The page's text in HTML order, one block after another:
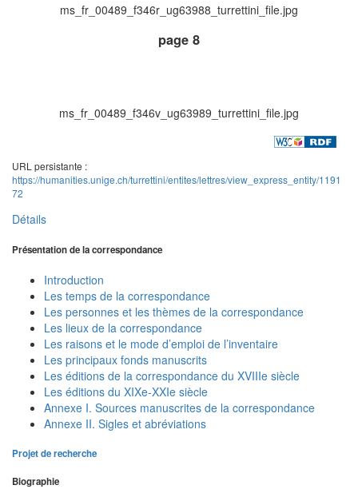
ms_fr_00489_f346r_ug63988_turrettini_file.jpg
page 8
ms_fr_00489_f346v_ug63989_turrettini_file.jpg
URL persistante :
https://humanities.unige.ch/turrettini/entites/lettres/view_express_entity/1191
72
Détails
Présentation de la correspondance
Introduction
Les temps de la correspondance
Les personnes et les thèmes de la correspondance
Les lieux de la correspondance
Les raisons et le mode d’emploi de l’inventaire
Les principaux fonds manuscrits
Les éditions de la correspondance du XVIIIe siècle
Les éditions du XIXe-XXIe siècle
Annexe I. Sources manuscrites de la correspondance
Annexe II. Sigles et abréviations
Projet de recherche
Biographie